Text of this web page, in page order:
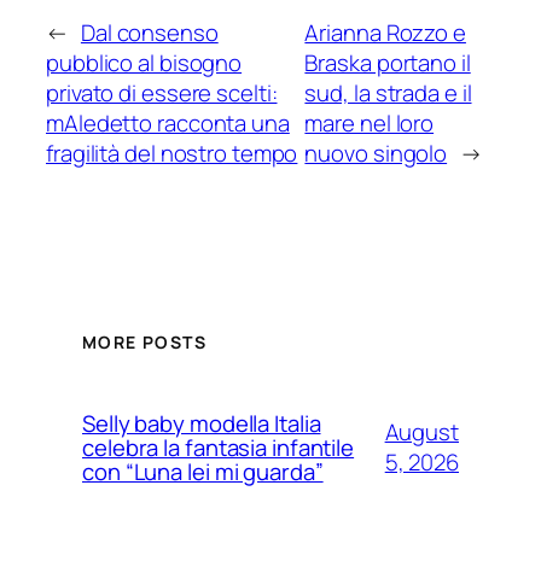
← Dal consenso
pubblico al bisogno
privato di essere scelti:
mAledetto racconta una
fragilità del nostro tempo
Arianna Rozzo e
Braska portano il
sud, la strada e il
mare nel loro
nuovo singolo →
MORE POSTS
Selly baby modella Italia
celebra la fantasia infantile
con “Luna lei mi guarda”
August
5, 2026